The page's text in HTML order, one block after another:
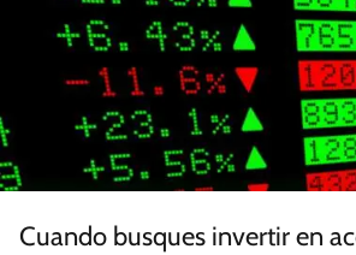
Cuando busques invertir en